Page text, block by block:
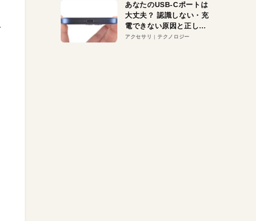
あなたのUSB-Cポートは
大丈夫？ 認識しない・充
電できない原因と正しい
対策
アクセサリ テクノロジー